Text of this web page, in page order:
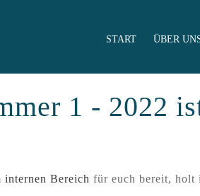
START ÜBER
1 - 2022
internen Bereich für euch bereit, holt